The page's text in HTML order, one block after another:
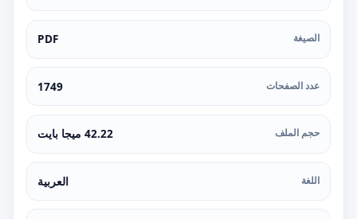
الصيغة PDF
عدد الصفحات 1749
حجم الملف 42.22 ميجا بايت
اللغة العربية